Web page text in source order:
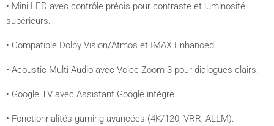
• Mini LED avec contrôle précis pour contraste et luminosité
supérieurs.
• Compatible Dolby Vision/Atmos et IMAX Enhanced.
• Acoustic Multi-Audio avec Voice Zoom 3 pour dialogues clairs.
• Google TV avec Assistant Google intégré.
• Fonctionnalités gaming avancées (4K/120, VRR, ALLM).